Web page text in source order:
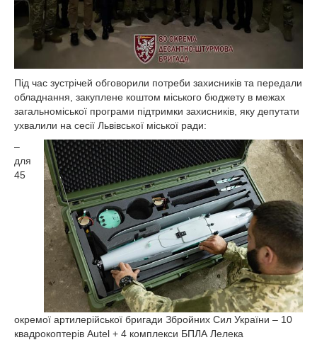
Під час зустрічей обговорили потреби захисників та передали
обладнання, закуплене коштом міського бюджету в межах
загальноміської програми підтримки захисників, яку депутати
ухвалили на сесії Львівської міської ради:
–
для
45
окремої артилерійської бригади Збройних Сил України – 10
квадрокоптерів Autel + 4 комплекси БПЛА Лелека